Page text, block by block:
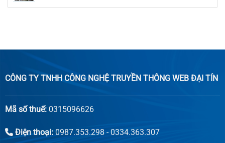
CÔNG TY TNHH CÔNG NGHỆ TRUYỀN THÔNG WEB ĐẠI TÍN
Mã số thuế:0315096626
Điện thoại:0987.353.298 - 0334.363.307